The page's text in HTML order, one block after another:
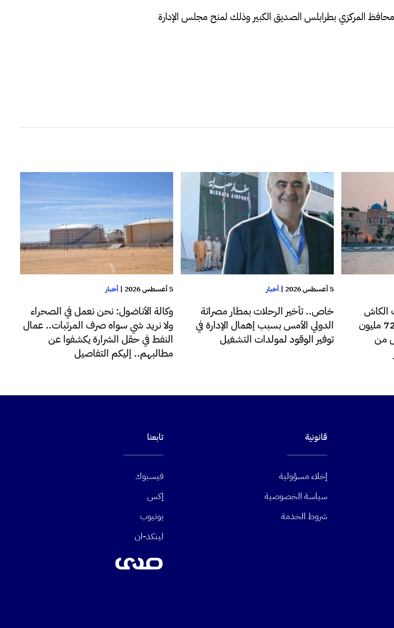
المركزي بطرابلس الصديق الكبير وذلك لمنح مجلس الإدارة
الكاش
للدولار اليوم فقط تجاوزت 72 مليون
من
5 أغسطس 2026 |أخبار
خاص.. تأخير الرحلات بمطار مصراتة
الدولي الأمس بسبب إهمال الإدارة في
توفير الوقود لمولدات التشغيل
5 أغسطس 2026 |أخبار
وكالة الأناضول: نحن نعمل في الصحراء
ولا نريد شي سواه صرف المرتبات.. عمال
النفط في حقل الشرارة يكشفوا عن
مطالبهم.. إليكم التفاصيل
قانونية
إخلاء مسؤولية
سياسة الخصوصية
شروط الخدمة
تابعنا
فيسبوك
إكس
يوتيوب
لينكد-ان